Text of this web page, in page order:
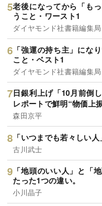
老後になってから「も
うこと・ワースト1
ダイヤモンド社書籍編集局
「強運の持ち主」にな
こと・ベスト1
ダイヤモンド社書籍編集局
日銀利上げ「10月前倒
レポートで鮮明“物価上
森田京平
「いつまでも若々しい
古川武士
「地頭のいい人」と「
たった1つの違い。
小川晶子